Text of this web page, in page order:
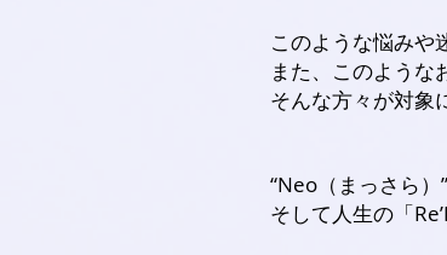
このような悩みや
また、このような
そんな方々が対象
“Neo（まっさら）
そして人生の「